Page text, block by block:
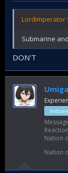
Lordimperator
Submarine
DON'T
Nation
Nation